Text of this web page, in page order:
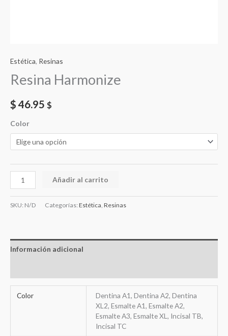
Estética, Resinas
Resina Harmonize
$46.95 $
Color
Resina
Harmonize
cantidad
Añadir al carrito
SKU: N/D Categorías: Estética Resinas
Información adicional
Color
Dentina A1, Dentina A2, Dentina
XL2, Esmalte A1, Esmalte A2,
Esmalte A3, Esmalte XL, Incisal TB,
Incisal TC